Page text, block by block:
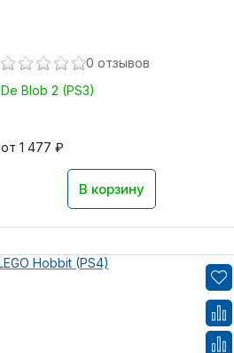
0 отзывов
De Blob 2 (PS3)
от 1 477 ₽
В корзину